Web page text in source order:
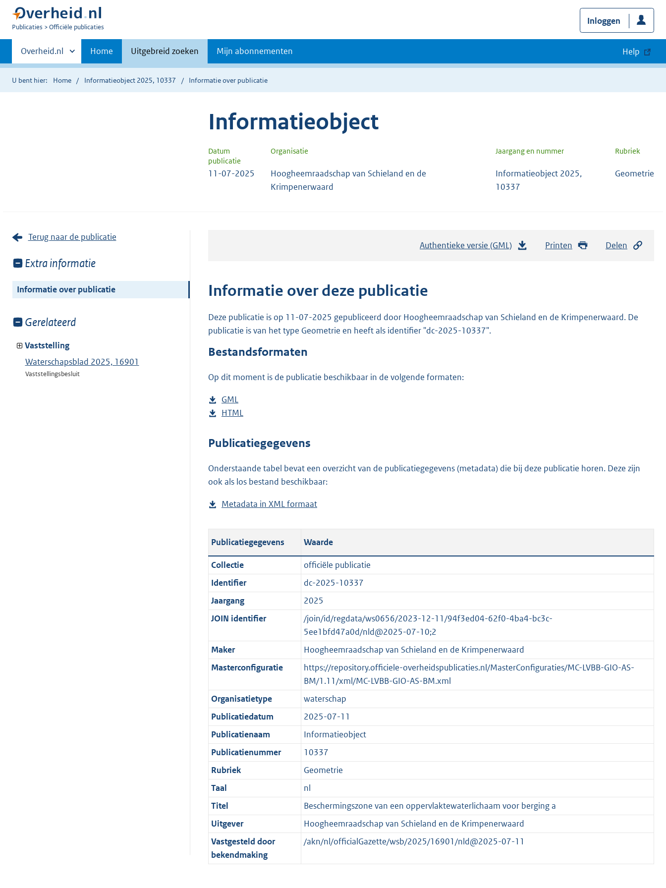
U
Publicaties Officiële publicaties
Inloggen
Primaire
navigatie
Andere
sites
binnen
Overheid.nl Home Uitgebreid zoeken Mijn abonnementen Help
U bent hier: Home Informatieobject 2025, 10337 Informatie over publicatie
Informatieobject
Datum
publicatie
Organisatie Jaargang en nummer Rubriek
11-07-2025
Hoogheemraadschap van Schieland en de
Krimpenerwaard
Informatieobject 2025,
10337
Geometrie
Terug naar de publicatie
Toon
van:
Extra informatie
Informatie over publicatie
Toon
van:
Gerelateerd
Vaststelling
Waterschapsblad 2025, 16901
Vaststellingsbesluit
Authentieke versie (GML)
n
7
b
Printen Delen
Informatie over deze publicatie
Deze publicatie is op 11-07-2025 gepubliceerd door Hoogheemraadschap van Schieland en de Krimpenerwaard. De
publicatie is van het type Geometrie en heeft als identifier "dc-2025-10337".
Bestandsformaten
Op dit moment is de publicatie beschikbaar in de volgende formaten:
D
o
n
o
a
p
l
i
c
a
t
i
i
n
f
r
m
a
a
t
GML
e
t
n
d
g
o
t
t
e
:
3
,
M
D
w
l
o
d
b
l
i
c
a
t
e
i
n
o
r
m
a
a
t
HTML
s
a
n
s
o
o
t
t
e
:
n
e
e
n
d
Publicatiegegevens
Onderstaande tabel bevat een overzicht van de publicatiegegevens (metadata) die bij deze publicatie horen. Deze zijn
ook als los bestand beschikbaar:
Metadata in XML formaat
s
t
a
n
d
s
g
r
o
o
t
t
e
:
2
K
b
Publicatiegegevens Waarde
Collectie
officiële publicatie
Identifier
dc-2025-10337
Jaargang
2025
JOIN identifier
/join/id/regdata/ws0656/2023-12-11/94f3ed04-62f0-4ba4-bc3c-
5ee1bfd47a0d/nld@2025-07-10;2
Maker
Hoogheemraadschap van Schieland en de Krimpenerwaard
Masterconfiguratie
https://repository.officiele-overheidspublicaties.nl/MasterConfiguraties/MC-LVBB-GIO-AS-
BM/1.11/xml/MC-LVBB-GIO-AS-BM.xml
Organisatietype
waterschap
Publicatiedatum
2025-07-11
Publicatienaam
Informatieobject
Publicatienummer
10337
Rubriek
Geometrie
Taal
nl
Titel
Beschermingszone van een oppervlaktewaterlichaam voor berging a
Uitgever
Hoogheemraadschap van Schieland en de Krimpenerwaard
Vastgesteld door
bekendmaking
/akn/nl/officialGazette/wsb/2025/16901/nld@2025-07-11